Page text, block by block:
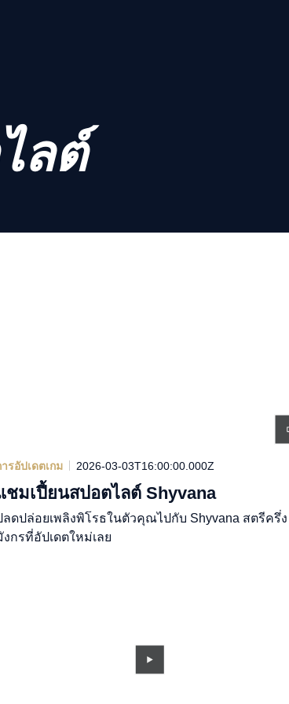
ลต์
ารอัปเดตเกม 2026-03-03T16:00:00.000Z
ชมเปี้ยนสปอตไลต์ Shyvana
ลดปล่อยเพลิงพิโรธในตัวคุณไปกับ Shyvana สตรีครึ่ง
งกรที่อัปเดตใหม่เลย